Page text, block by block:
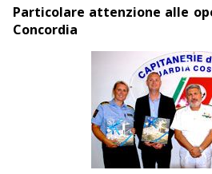
CULTURA
Particolare attenzione alle
Concordia